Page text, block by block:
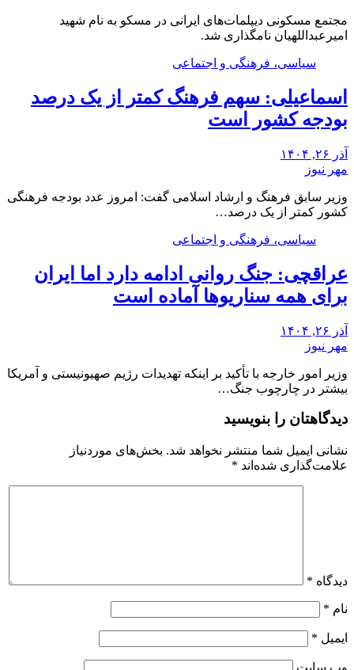
مجتمع مسکونی دیپلمات‌های ایرانی در مسکو به نام شهید
امیرعبداللهیان نامگذاری شد.
سیاسی، فرهنگی و اجتماعی
اسماعیلی: سهم فرهنگ کمتر از یک درصد
بودجه کشور است
آذر ۲۶, ۱۴۰۴
مهر نیوز
وزیر سابق فرهنگ و ارشاد اسلامی گفت: امروز عدد بودجه فرهنگی
کشور کمتر از یک درصد…
سیاسی، فرهنگی و اجتماعی
عراقچی: جنگ روانی ادامه دارد اما ایران
برای همه سناریوها آماده است
آذر ۲۶, ۱۴۰۴
مهر نیوز
وزیر امور خارجه با تأکید بر اینکه تهدیدات رژیم صهیونیستی و آمریکا
بیشتر در چارچوب جنگ…
دیدگاهتان را بنویسید
نشانی ایمیل شما منتشر نخواهد شد. بخش‌های موردنیاز
علامت‌گذاری شده‌اند *
دیدگاه *
نام *
ایمیل *
وب‌ سایت